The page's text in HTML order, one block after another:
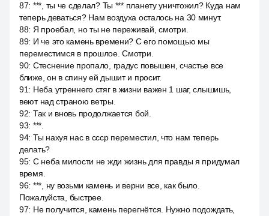
87: ***, ты че сделал? Ты *** планету уничтожил? Куда нам
теперь деваться? Нам воздуха осталось на 30 минут.
88: Я проебал, но ты не переживай, смотри.
89: И че это камень времени? С его помощью мы
переместимся в прошлое. Смотри.
90: Стеснение пропало, градус повышен, счастье все
ближе, он в спину ей дышит и просит.
91: Неба утреннего стяг в жизни важен 1 шаг, слышишь,
веют над страною ветры.
92: Так и вновь продолжается бой.
93: ***.
94: Ты нахуя нас в ссср переместил, что нам теперь
делать?
95: С неба милости не жди жизнь для правды я придумал
время.
96: ***, ну возьми камень и верни все, как было.
Пожалуйста, быстрее.
97: Не получится, камень перегнётся. Нужно подождать,